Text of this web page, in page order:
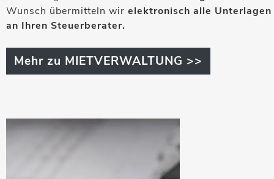
Wunsch übermitteln wir elektronisch alle Unterlagen
an Ihren Steuerberater.
Mehr zu MIETVERWALTUNG >>